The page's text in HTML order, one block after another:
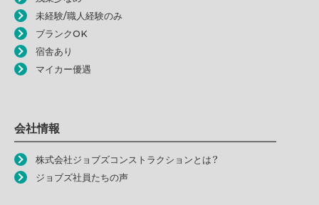
未経験/職人経験のみ
ブランクOK
宿舎あり
マイカー優遇
会社情報
株式会社ジョブズコンストラクションとは？
ジョブズ社員たちの声